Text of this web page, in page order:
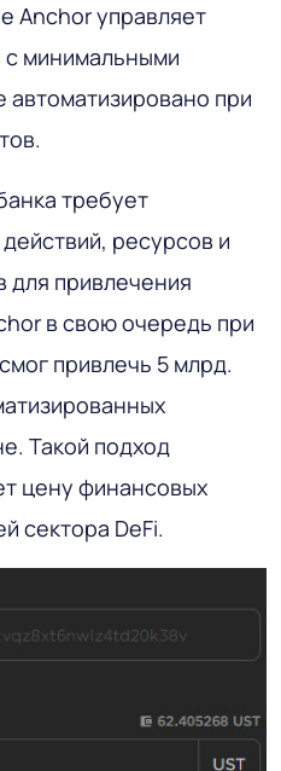
Anchor управляет
минимальными
автоматизировано при
требует
ресурсов и
для привлечения
в свою очередь при
привлечь 5 млрд.
Такой подход
цену финансовых
сектора DeFi.